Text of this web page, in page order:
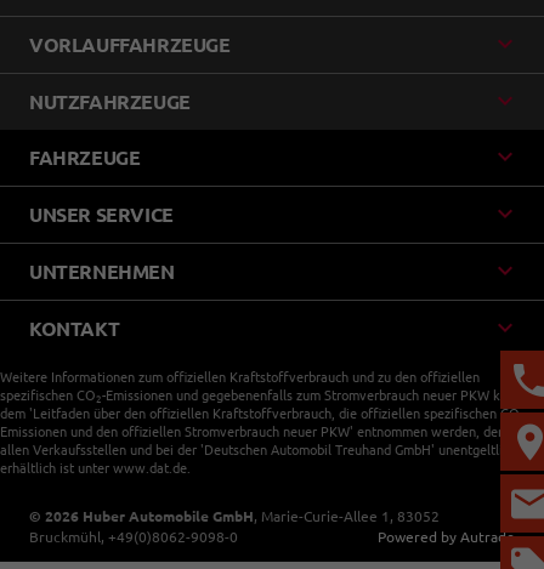
VORLAUFFAHRZEUGE
NUTZFAHRZEUGE
FAHRZEUGE
UNSER SERVICE
UNTERNEHMEN
KONTAKT
Weitere Informationen zum offiziellen Kraftstoffverbrauch und zu den offiziellen
spezifischen CO 2-Emissionen und gegebenenfalls zum Stromverbrauch neuer PKW können
dem 'Leitfaden über den offiziellen Kraftstoffverbrauch, die offiziellen spezifischen CO -
Emissionen und den offiziellen Stromverbrauch neuer PKW' entnommen werden, der an
allen Verkaufsstellen und bei der 'Deutschen Automobil Treuhand GmbH' unentgeltlich
erhältlich ist unter www.dat.de.
© 2026 Huber Automobile GmbH, Marie-Curie-Allee 1 , 83052
Bruckmühl, +49(0)8062-9098-0 Powered by Autrado